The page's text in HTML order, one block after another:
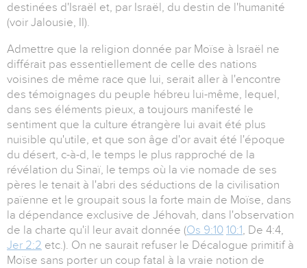
destinées d'Israël et, par Israël, du destin de l'humanité
(voir Jalousie, II).
Admettre que la religion donnée par Moïse à Israël ne
différait pas essentiellement de celle des nations
voisines de même race que lui, serait aller à l'encontre
des témoignages du peuple hébreu lui-même, lequel,
dans ses éléments pieux, a toujours manifesté le
sentiment que la culture étrangère lui avait été plus
nuisible qu'utile, et que son âge d'or avait été l'époque
du désert, c-à-d, le temps le plus rapproché de la
révélation du Sinaï, le temps où la vie nomade de ses
pères le tenait à l'abri des séductions de la civilisation
païenne et le groupait sous la forte main de Moïse, dans
la dépendance exclusive de Jéhovah, dans l'observation
de la charte qu'il leur avait donnée (Os 9:10 10:1, De 4:4,
Jer 2:2 etc.). On ne saurait refuser le Décalogue primitif à
Moïse sans porter un coup fatal à la vraie notion de